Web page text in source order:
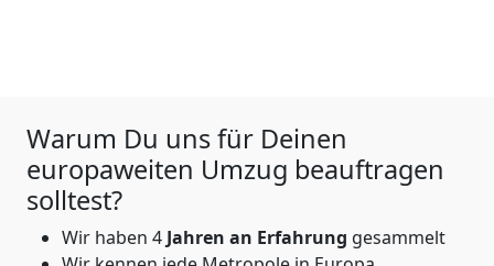
Warum Du uns für Deinen
europaweiten Umzug beauftragen
solltest?
Wir haben 4 Jahren an Erfahrung gesammelt